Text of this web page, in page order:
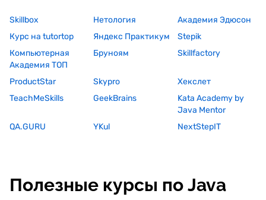
Skillbox Нетология
Академия Эдюсон
Курс на tutortop
Яндекс Практикум
Stepik
Компьютерная
Академия ТОП
Бруноям Skillfactory
ProductStar Skypro
Хекслет
TeachMeSkills
GeekBrains
Kata Academy by
Java Mentor
QA.GURU
YKul NextStepIT
Полезные курсы по Java